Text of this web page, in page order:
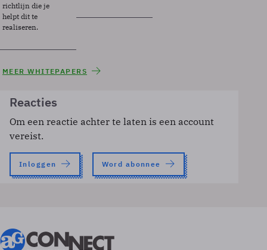
richtlijn die je
helpt dit te
realiseren.
MEER WHITEPAPERS
Reacties
Om een reactie achter te laten is een account
vereist.
Inloggen Word abonnee